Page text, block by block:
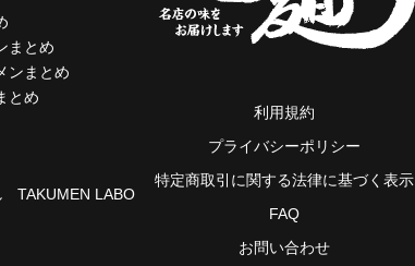
まとめ
ンまとめ
とめ
TAKUMEN LABO
利用規約
プライバシーポリシー
特定商取引に関する法律に基づく表示
FAQ
お問い合わせ